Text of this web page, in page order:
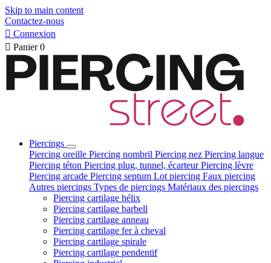
Skip to main content
Contactez-nous
 Connexion
 Panier 0
Piercings
Piercing oreille Piercing nombril Piercing nez Piercing langue
Piercing téton Piercing plug, tunnel, écarteurPiercing lèvre
Piercing arcade Piercing septum Lot piercing Faux piercing
Autres piercings Types de piercings Matériaux des piercings
Piercing cartilage hélix
Piercing cartilage barbell
Piercing cartilage anneau
Piercing cartilage fer à cheval
Piercing cartilage spirale
Piercing cartilage pendentif